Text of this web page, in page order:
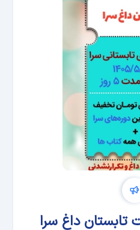
تابستان داغ سرا